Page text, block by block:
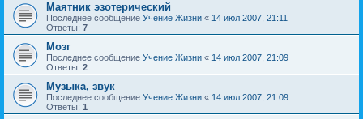
Маятник эзотерический
Последнее сообщение Учение Жизни « 14 июл 2007, 21:11
Ответы: 7
Мозг
Последнее сообщение Учение Жизни « 14 июл 2007, 21:09
Ответы: 2
Музыка, звук
Последнее сообщение Учение Жизни « 14 июл 2007, 21:09
Ответы: 1